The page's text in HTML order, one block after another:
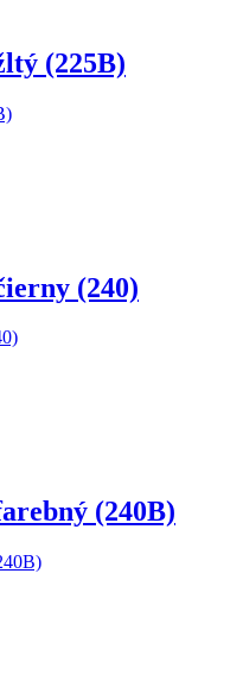
(225B)
(240)
(240B)